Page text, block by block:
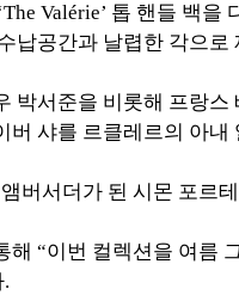
Valérie’ 톱 핸들 백
납공간과 날렵한 각으로
박서준을 비롯해 프랑
버 샤를 르클레르의 아
버서더가 된 시몬 포르
“이번 컬렉션을 여름